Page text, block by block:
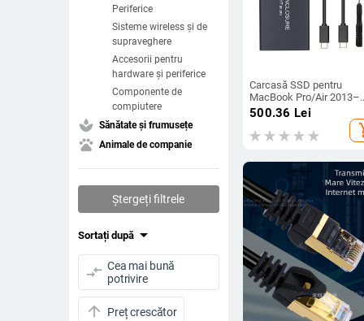
Periferice
Sisteme wireless și de
supraveghere
Accesorii pentru
hardware și periferice
Componente de
compiutere
spa Sănătate și frumusețe
pets Animale de companie
Ștergeți filtrele
Sortați după arrow_drop_down
compare_arrows Cea mai bună
potrivire
arrow_upward Preț crescător
Carcasă SSD pentru
MacBook Pro/Air 2013–
2016, USB 3.2 Type-C,
carcasă din aliaj de
suportă până la 4TB,
500.36 Lei